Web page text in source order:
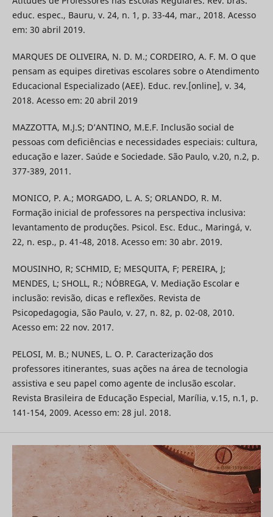
educ. espec., Bauru, v. 24, n. 1, p. 33-44, mar., 2018. Acesso
em: 30 abril 2019.
MARQUES DE OLIVEIRA, N. D. M.; CORDEIRO, A. F. M. O que
pensam as equipes diretivas escolares sobre o Atendimento
Educacional Especializado (AEE). Educ. rev.[online], v. 34,
2018. Acesso em: 20 abril 2019
MAZZOTTA, M.J.S; D’ANTINO, M.E.F. Inclusão social de
pessoas com deficiências e necessidades especiais: cultura,
educação e lazer. Saúde e Sociedade. São Paulo, v.20, n.2, p.
377-389, 2011.
MONICO, P. A.; MORGADO, L. A. S; ORLANDO, R. M.
Formação inicial de professores na perspectiva inclusiva:
levantamento de produções. Psicol. Esc. Educ., Maringá, v.
22, n. esp., p. 41-48, 2018. Acesso em: 30 abr. 2019.
MOUSINHO, R; SCHMID, E; MESQUITA, F; PEREIRA, J;
MENDES, L; SHOLL, R.; NÓBREGA, V. Mediação Escolar e
inclusão: revisão, dicas e reflexões. Revista de
Psicopedagogia, São Paulo, v. 27, n. 82, p. 02-08, 2010.
Acesso em: 22 nov. 2017.
PELOSI, M. B.; NUNES, L. O. P. Caracterização dos
professores itinerantes, suas ações na área de tecnologia
assistiva e seu papel como agente de inclusão escolar.
Revista Brasileira de Educação Especial, Marília, v.15, n.1, p.
141-154, 2009. Acesso em: 28 jul. 2018.